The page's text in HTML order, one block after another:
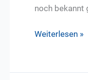
noch bekannt
Sommerpause
Erwachsene
Weiterlesen »